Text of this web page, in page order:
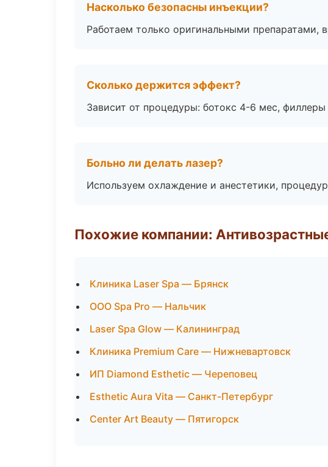
Насколько безопасны инъекции?
Работаем только оригинальными
Сколько держится эффект?
Зависит от процедуры: ботокс 4-6 мес,
Больно ли делать лазер?
Используем охлаждение и анестетики,
Похожие компании:
Клиника Laser Spa — Брянск
ООО Spa Pro — Нальчик
Laser Spa Glow — Калининград
Клиника Premium Care — Нижневартовск
ИП Diamond Esthetic — Череповец
Esthetic Aura Vita — Санкт-Петербург
Center Art Beauty — Пятигорск